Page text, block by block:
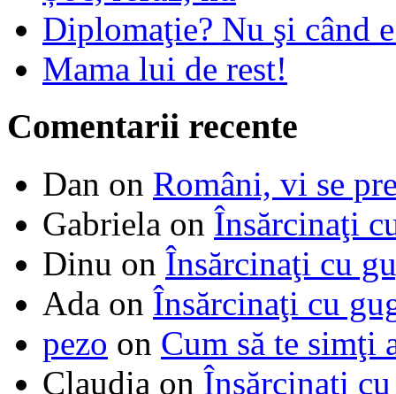
Diplomaţie? Nu şi când
Mama lui de rest!
Comentarii recente
Dan on Români, vi se
Gabriela on Însărcinaţi
Dinu on Însărcinaţi cu
Ada on Însărcinaţi cu
pezo on Cum să te simţi
Claudia on Însărcinaţi